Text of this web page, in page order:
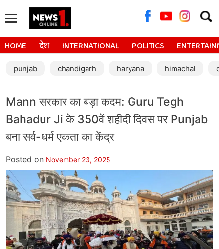
for:
HOME देश INTERNATIONAL POLITICS
punjab chandigarh haryana himachal
Mann सरकार का बड़ा कदम: Guru Tegh
Bahadur Ji के 350वें शहीदी दिवस पर Punjab
बना सर्व-धर्म एकता का केंद्र
Posted on November 23, 2025